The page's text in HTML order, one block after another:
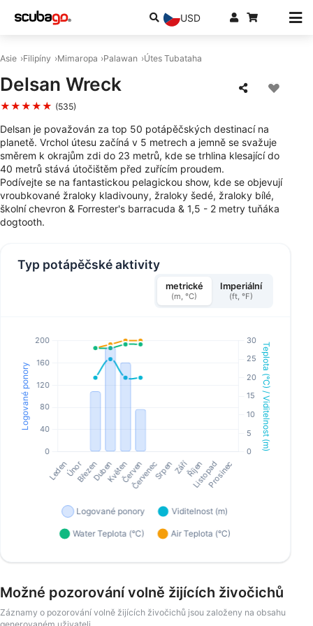
USD
Asie Filipíny Mimaropa Palawan Útes Tubataha
Delsan Wreck
★★★★★ (535)
Delsan je považován za top 50 potápěčských destinací na
planetě. Vrchol útesu začíná v 5 metrech a jemně se svažuje
směrem k okrajům zdi do 23 metrů, kde se trhlina klesající do
40 metrů stává útočištěm před zuřícím proudem.
Podívejte se na fantastickou pelagickou show, kde se objevují
vroubkované žraloky kladivouny, žraloky šedé, žraloky bílé,
školní chevron & Forrester's barracuda & 1,5 - 2 metry tuňáka
dogtooth.
Typ potápěčské aktivity
metrické
(m, °C)
Imperiální
(ft, °F)
Možné pozorování volně žijících živočichů
Záznamy o pozorování volně žijících živočichů jsou založeny na obsahu